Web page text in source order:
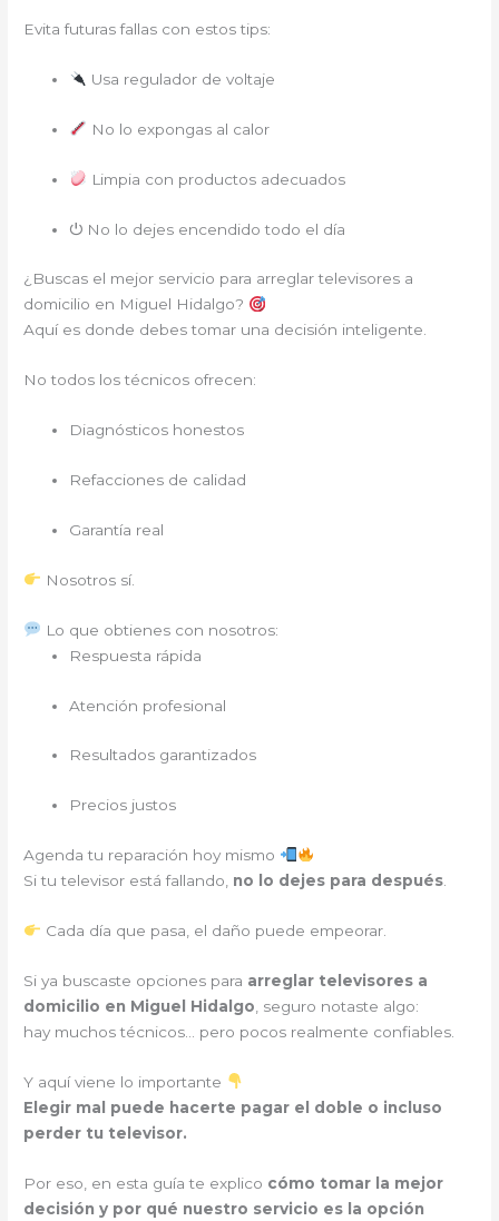
Evita futuras fallas con estos tips:
Usa regulador de voltaje
No lo expongas al calor
Limpia con productos adecuados
⏻ No lo dejes encendido todo el día
¿Buscas el mejor servicio para arreglar televisores a
domicilio en Miguel Hidalgo?
Aquí es donde debes tomar una decisión inteligente.
No todos los técnicos ofrecen:
Diagnósticos honestos
Refacciones de calidad
Garantía real
Nosotros sí.
Lo que obtienes con nosotros:
Respuesta rápida
Atención profesional
Resultados garantizados
Precios justos
Agenda tu reparación hoy mismo
Si tu televisor está fallando, no lo dejes para después
Cada día que pasa, el daño puede empeorar.
Si ya buscaste opciones para arreglar televisores a
domicilio en Miguel Hidalgo , seguro notaste algo:
hay muchos técnicos… pero pocos realmente confiables.
Y aquí viene lo importante
Elegir mal puede hacerte pagar el doble o incluso
perder tu televisor.
Por eso, en esta guía te explico cómo tomar la mejor
decisión y por qué nuestro servicio es la opción